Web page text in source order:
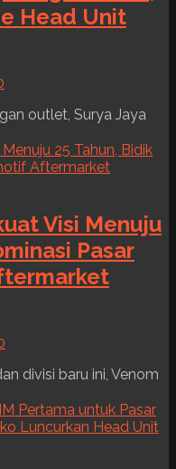
Head Unit
outlet, Surya Jaya
Visi Menuju
Pasar
divisi baru ini, Venom